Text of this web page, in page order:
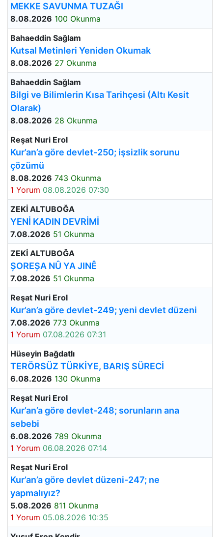
MEKKE SAVUNMA TUZAĞI
8.08.2026 100 Okunma
Bahaeddin Sağlam
Kutsal Metinleri Yeniden Okumak
8.08.2026 27 Okunma
Bahaeddin Sağlam
Bilgi ve Bilimlerin Kısa Tarihçesi (Altı Kesit
Olarak)
8.08.2026 28 Okunma
Reşat Nuri Erol
Kur’an’a göre devlet-250; işsizlik sorunu
çözümü
8.08.2026 743 Okunma
1 Yorum 08.08.2026 07:30
ZEKİ ALTUBOĞA
YENİ KADIN DEVRİMİ
7.08.2026 51 Okunma
ZEKİ ALTUBOĞA
ȘOREȘA NÛ YA JINÊ
7.08.2026 51 Okunma
Reşat Nuri Erol
Kur’an’a göre devlet-249; yeni devlet düzeni
7.08.2026 773 Okunma
1 Yorum 07.08.2026 07:31
Hüseyin Bağdatlı
TERÖRSÜZ TÜRKİYE, BARIŞ SÜRECİ
6.08.2026 130 Okunma
Reşat Nuri Erol
Kur’an’a göre devlet-248; sorunların ana
sebebi
6.08.2026 789 Okunma
1 Yorum 06.08.2026 07:14
Reşat Nuri Erol
Kur’an’a göre devlet düzeni-247; ne
yapmalıyız?
5.08.2026 811 Okunma
1 Yorum 05.08.2026 10:35